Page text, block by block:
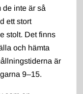
de inte är så
ett stort
stolt. Det finns
och hämta
är
9–15.